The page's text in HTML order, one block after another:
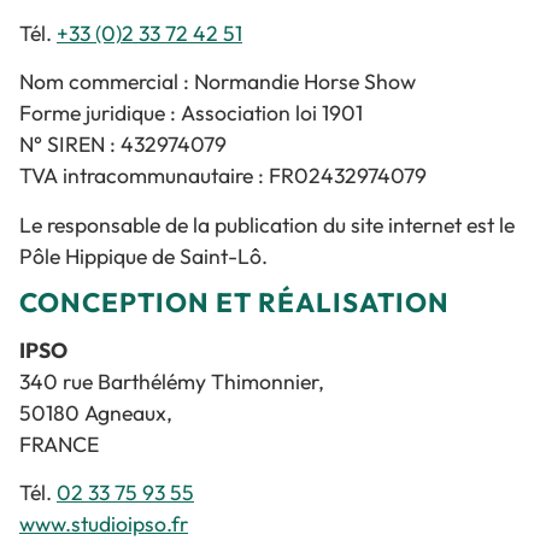
Tél. +33 (0)2 33 72 42 51
Nom commercial : Normandie Horse Show
Forme juridique : Association loi 1901
N° SIREN : 432974079
TVA intracommunautaire : FR02432974079
Le responsable de la publication du site internet est le
Pôle Hippique de Saint-Lô.
CONCEPTION ET RÉALISATION
IPSO
340 rue Barthélémy Thimonnier,
50180 Agneaux,
FRANCE
Tél. 02 33 75 93 55
www.studioipso.fr